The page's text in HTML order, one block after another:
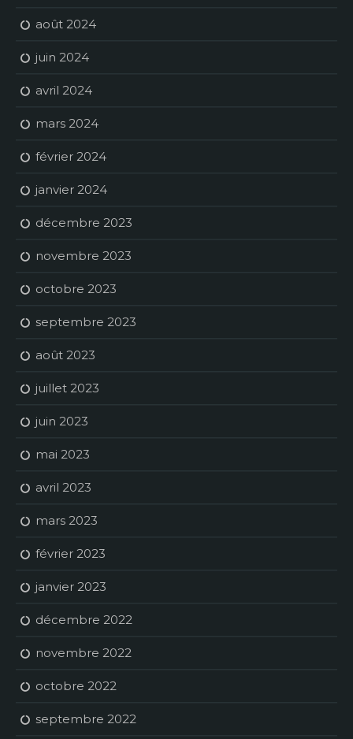
août 2024
juin 2024
avril 2024
mars 2024
février 2024
janvier 2024
décembre 2023
novembre 2023
octobre 2023
septembre 2023
août 2023
juillet 2023
juin 2023
mai 2023
avril 2023
mars 2023
février 2023
janvier 2023
décembre 2022
novembre 2022
octobre 2022
septembre 2022